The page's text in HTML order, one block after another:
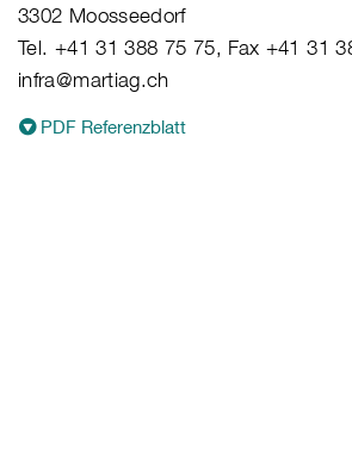
3302 Moosseedorf
Tel. +41 31 388 75 75, Fax +41 31
infra@martiag.ch
PDF Referenzblatt